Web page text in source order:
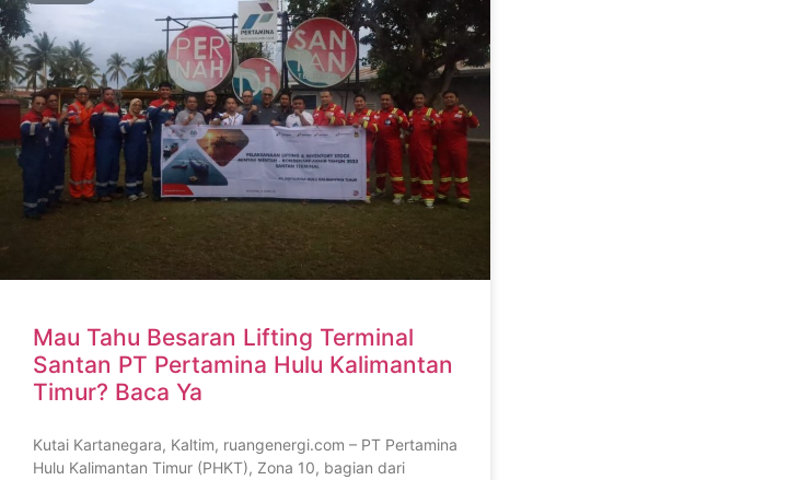
Mau Tahu Besaran Lifting Terminal
Santan PT Pertamina Hulu Kalimantan
Timur? Baca Ya
Kutai Kartanegara, Kaltim, ruangenergi.com – PT Pertamina
Hulu Kalimantan Timur (PHKT), Zona 10, bagian dari